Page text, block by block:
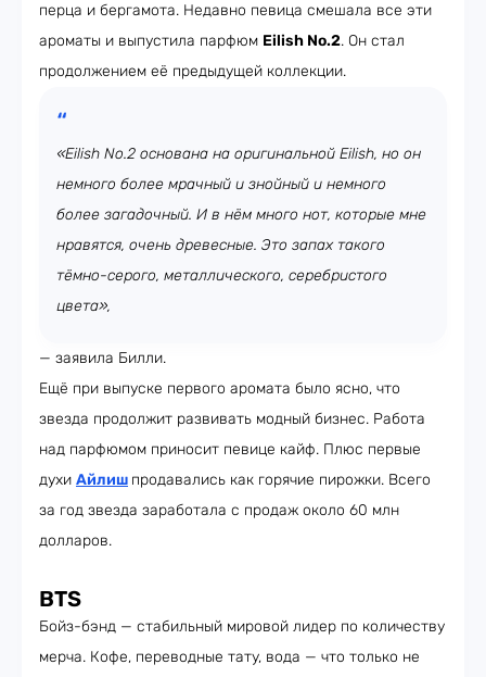
перца и бергамота. Недавно певица смешала все эти
ароматы и выпустила парфюм Eilish No.2. Он стал
продолжением её предыдущей коллекции.
«Eilish No.2 основана на оригинальной Eilish, но он
немного более мрачный и знойный и немного
более загадочный. И в нём много нот, которые мне
нравятся, очень древесные. Это запах такого
тёмно-серого, металлического, серебристого
цвета»,
— заявила Билли.
Ещё при выпуске первого аромата было ясно, что
звезда продолжит развивать модный бизнес. Работа
над парфюмом приносит певице кайф. Плюс первые
духи Айлиш продавались как горячие пирожки. Всего
за год звезда заработала с продаж около 60 млн
долларов.
BTS
Бойз-бэнд — стабильный мировой лидер по количеству
мерча. Кофе, переводные тату, вода — что только не